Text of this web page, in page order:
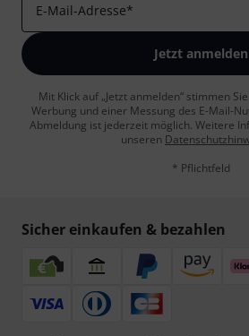
E-Mail-Adresse*
Jetzt anmelden
Mit Klick auf „Jetzt anmelden“ stimmen
Werbung und einer Messung des E-Mail-
Abmeldung ist jederzeit möglich. Weitere
unseren
* Pflichtfeld
Sicher einkaufen & bezahlen